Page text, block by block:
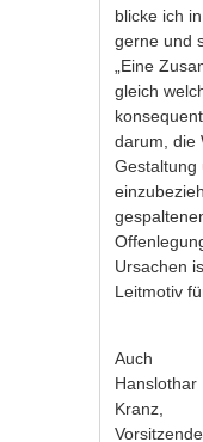
blicke ich
gerne und
„Eine
gleich
darum, die
Gestaltung
Ursachen
Leitmotiv
Auch
Hanslothar
Kranz,